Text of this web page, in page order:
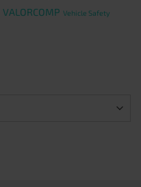
VALORCOMP Vehicle Safety